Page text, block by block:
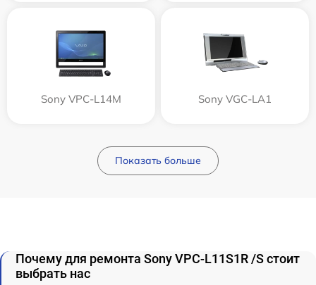
Sony VPC-L14M Sony VGC-LA1
Показать больше
Почему для ремонта Sony VPC-L11S1R /S стоит
выбрать нас